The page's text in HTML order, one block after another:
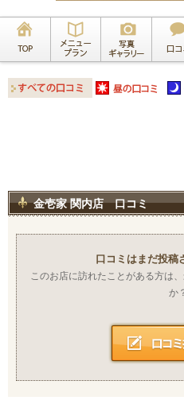
金壱家 関内店 口コミ
口コミはまだ投稿
このお店に訪れたことがある方は
か